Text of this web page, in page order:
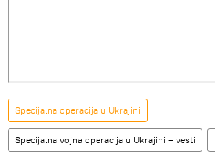
Specijalna operacija u Ukrajini
Specijalna vojna operacija u Ukrajini – vesti